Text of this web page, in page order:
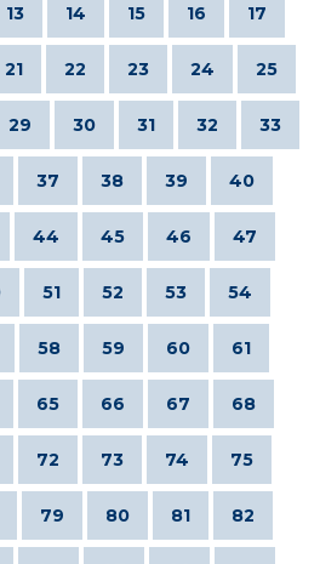
13 14 15 16 17
21 22 23 24 25
29 30 31 32 33
37 38 39 40
44 45 46 47
51 52 53 54
58 59 60 61
65 66 67 68
72 73 74 75
79 80 81 82